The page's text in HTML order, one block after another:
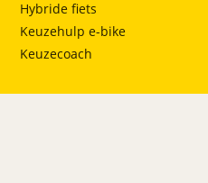
Hybride fiets
Keuzehulp e-bike
Keuzecoach